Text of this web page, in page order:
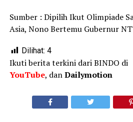
Sumber : Dipilih Ikut Olimpiade
Asia, Nono Bertemu Gubernur
Dilihat: 4
Ikuti berita terkini dari BINDO di
YouTube, danDailymotion